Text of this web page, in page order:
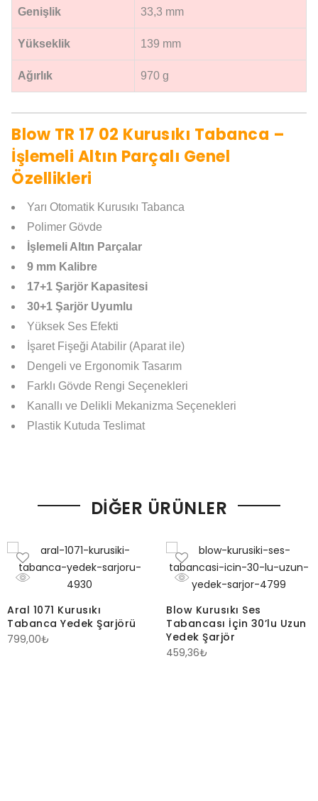
Genişlik 33,3 mm
Yükseklik 139 mm
Ağırlık 970 g
Blow TR 17 02 Kurusıkı Tabanca –
İşlemeli Altın Parçalı Genel
Özellikleri
Yarı Otomatik Kurusıkı Tabanca
Polimer Gövde
İşlemeli Altın Parçalar
9 mm Kalibre
17+1 Şarjör Kapasitesi
30+1 Şarjör Uyumlu
Yüksek Ses Efekti
İşaret Fişeği Atabilir (Aparat ile)
Dengeli ve Ergonomik Tasarım
Farklı Gövde Rengi Seçenekleri
Kanallı ve Delikli Mekanizma Seçenekleri
Plastik Kutuda Teslimat
DIĞER ÜRÜNLER
Aral 1071 Kurusıkı
Tabanca Yedek Şarjörü
799,00₺
Blow Kurusıkı Ses
Tabancası İçin 30’lu Uzun
Yedek Şarjör
459,36₺